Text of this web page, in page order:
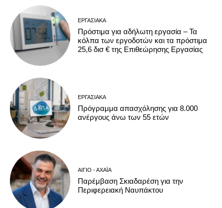
ΕΡΓΑΣΙΑΚΆ
Πρόστιμα για αδήλωτη εργασία – Τα
κόλπα των εργοδοτών και τα πρόστιμα
25,6 δισ € της Επιθεώρησης Εργασίας
ΕΡΓΑΣΙΑΚΆ
Πρόγραμμα απασχόλησης για 8.000
ανέργους άνω των 55 ετών
ΑΊΓΙΟ - ΑΧΑΪ́Α
Παρέμβαση Σκιαδαρέση για την
Περιφερειακή Ναυπάκτου